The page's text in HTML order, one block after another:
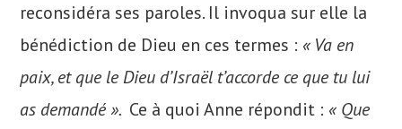
reconsidéra ses paroles. Il invoqua sur elle la
bénédiction de Dieu en ces termes : « Va en
paix, et que le Dieu d’Israël t’accorde ce que tu lui
as demandé ». Ce à quoi Anne répondit : « Que